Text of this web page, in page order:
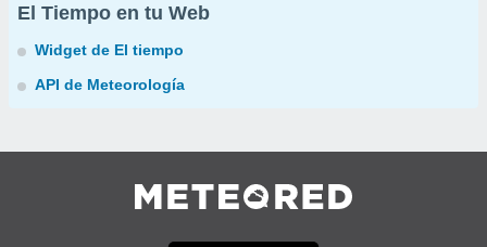
El Tiempo en tu Web
Widget de El tiempo
API de Meteorología